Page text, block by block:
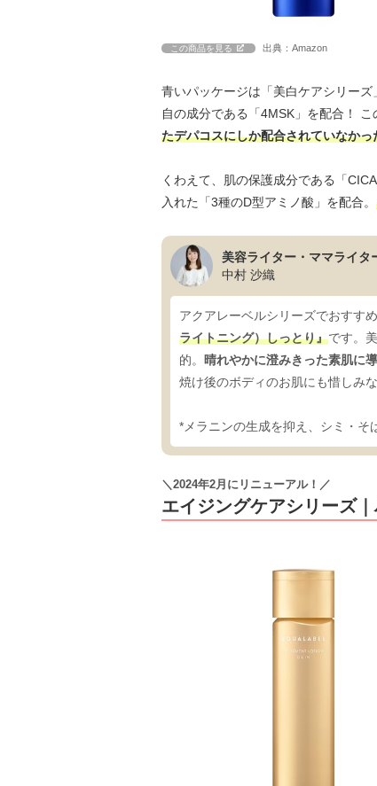
この商品を見る 出典：Amazon
青いパッケージは「美白ケアシリー
自の成分である「4MSK」を配合！ こ
たデパコスにしか配合されていなかっ
くわえて、肌の保護成分である「
入れた「3種のD型アミノ酸」を配合。
美容ライター・ママライタ
中村 沙織
アクアレーベルシリーズでおすす
ライトニング）しっとり』です。
的。 晴れやかに澄みきった素肌に
焼け後のボディのお肌にも惜しみ
*メラニンの生成を抑え、シミ・そ
エイジングケアシリーズ
＼2024年2月にリニューアル！／